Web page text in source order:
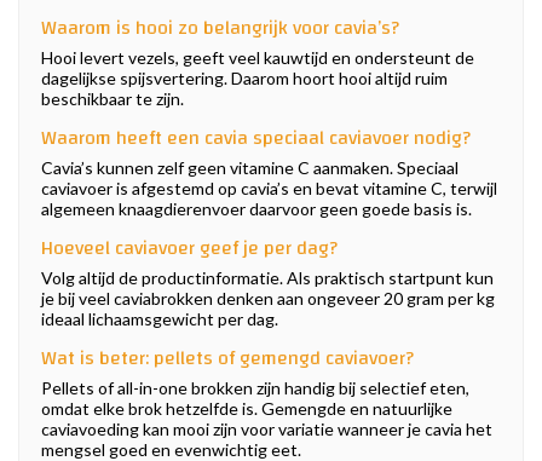
Waarom is hooi zo belangrijk voor cavia’s?
Hooi levert vezels, geeft veel kauwtijd en ondersteunt de
dagelijkse spijsvertering. Daarom hoort hooi altijd ruim
beschikbaar te zijn.
Waarom heeft een cavia speciaal caviavoer nodig?
Cavia’s kunnen zelf geen vitamine C aanmaken. Speciaal
caviavoer is afgestemd op cavia’s en bevat vitamine C, terwijl
algemeen knaagdierenvoer daarvoor geen goede basis is.
Hoeveel caviavoer geef je per dag?
Volg altijd de productinformatie. Als praktisch startpunt kun
je bij veel caviabrokken denken aan ongeveer 20 gram per kg
ideaal lichaamsgewicht per dag.
Wat is beter: pellets of gemengd caviavoer?
Pellets of all-in-one brokken zijn handig bij selectief eten,
omdat elke brok hetzelfde is. Gemengde en natuurlijke
caviavoeding kan mooi zijn voor variatie wanneer je cavia het
mengsel goed en evenwichtig eet.